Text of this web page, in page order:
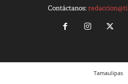
Contáctanos:
Tamaulipas